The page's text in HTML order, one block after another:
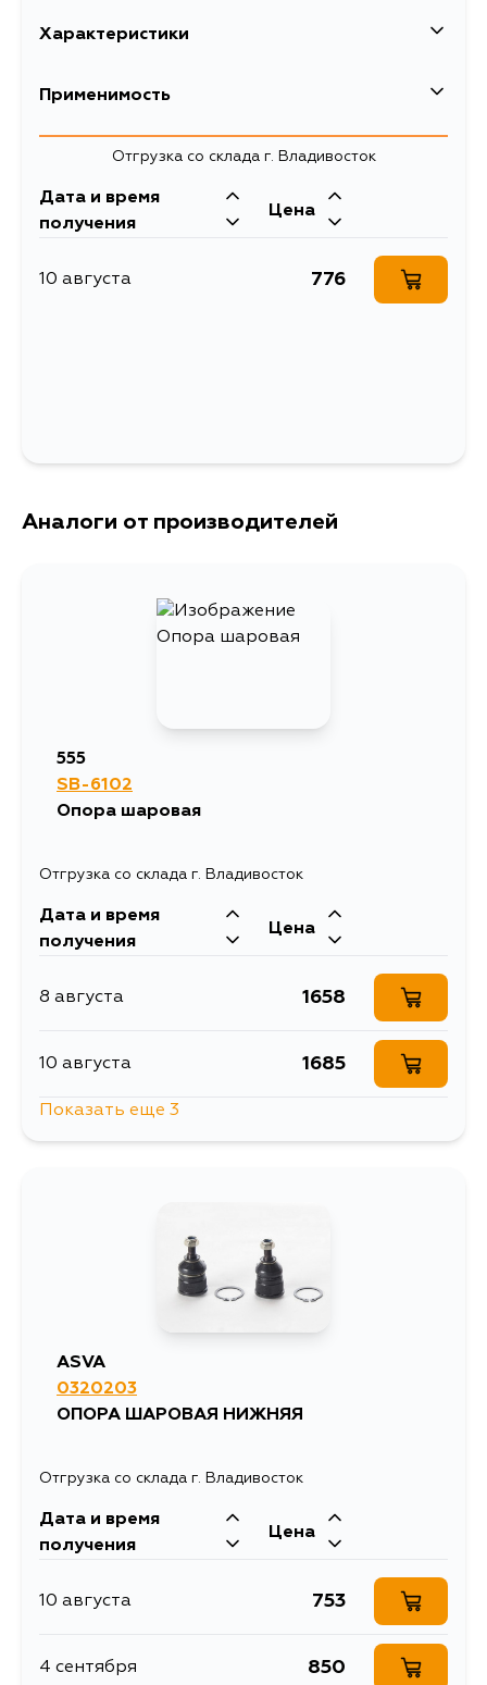
Характеристики
EAN-13
Длина упаковки, мм 90
Масса, кг 0.355
переднего нижнего
Применимость
Honda
Кузов Двигатель
H23A3, H22A1,
F22B5, F22B4,
F22B3, F22B2,
F22B1, F22A9,
F22A8, F22A7,
F20A3, F20A2,
20T2N15N,
Отгрузка со склада г. Владивосток
Дата и время
получения
Цена
10 августа 776
Аналоги от производителей
555
SB-6102
Опора шаровая
Отгрузка со склада г. Владивосток
Дата и время
получения
Цена
8 августа 1658
10 августа 1685
Показать еще 3
ASVA
0320203
ОПОРА ШАРОВАЯ НИЖНЯЯ
Отгрузка со склада г. Владивосток
Дата и время
получения
Цена
10 августа 753
4 сентября 850